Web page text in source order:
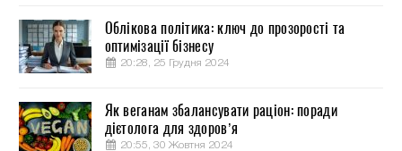
Облікова політика: ключ до прозорості та
оптимізації бізнесу
20:28, 25 Грудня 2024
Як веганам збалансувати раціон: поради
дієтолога для здоров’я
20:55, 30 Жовтня 2024